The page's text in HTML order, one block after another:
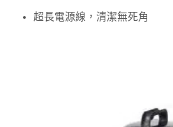
超長電源線，清潔無死角